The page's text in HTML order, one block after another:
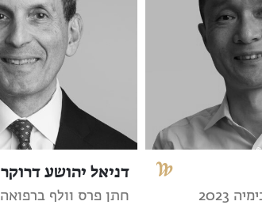
2023
דניאל יהושע דרוקר
חתן פרס וולף ברפואה 2023